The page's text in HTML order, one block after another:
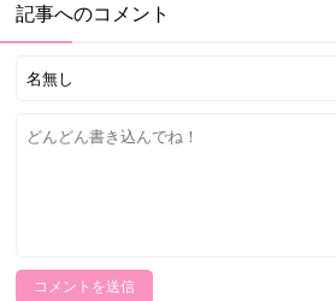
記事へのコメント